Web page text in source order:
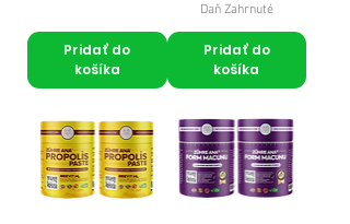
Pridať do
košíka
Daň Zahrnuté
Pridať do
košíka